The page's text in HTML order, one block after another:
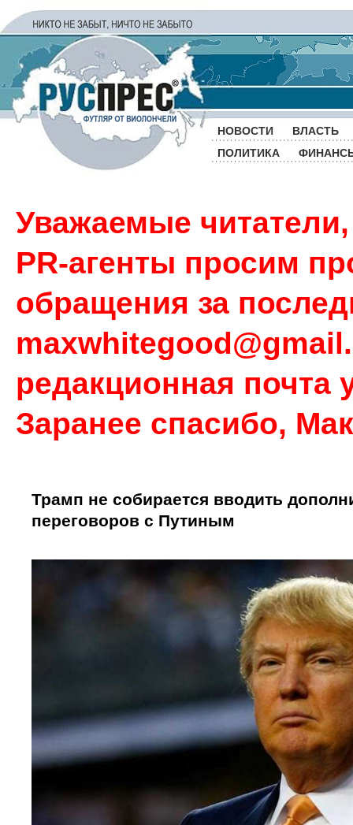
НОВОСТИ
ВЛАСТЬ
ПОЛИТИКА
Уважаемые
PR-агенты просим
обращения за
редакционная почта
Заранее спасибо,
Трамп не собирается вводить
переговоров с Путиным